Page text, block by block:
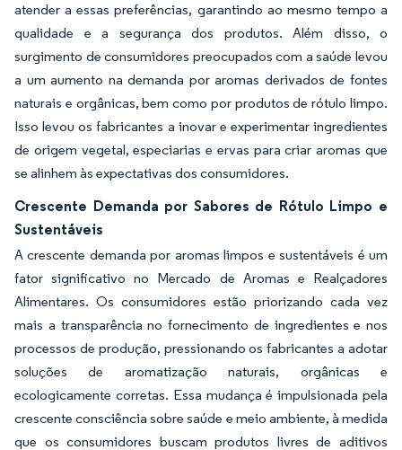
atender a essas preferências, garantindo ao mesmo tempo a
qualidade e a segurança dos produtos. Além disso, o
surgimento de consumidores preocupados com a saúde levou
a um aumento na demanda por aromas derivados de fontes
naturais e orgânicas, bem como por produtos de rótulo limpo.
Isso levou os fabricantes a inovar e experimentar ingredientes
de origem vegetal, especiarias e ervas para criar aromas que
se alinhem às expectativas dos consumidores.
Crescente Demanda por Sabores de Rótulo Limpo e
Sustentáveis
A crescente demanda por aromas limpos e sustentáveis é um
fator significativo no Mercado de Aromas e Realçadores
Alimentares. Os consumidores estão priorizando cada vez
mais a transparência no fornecimento de ingredientes e nos
processos de produção, pressionando os fabricantes a adotar
soluções de aromatização naturais, orgânicas e
ecologicamente corretas. Essa mudança é impulsionada pela
crescente consciência sobre saúde e meio ambiente, à medida
que os consumidores buscam produtos livres de aditivos